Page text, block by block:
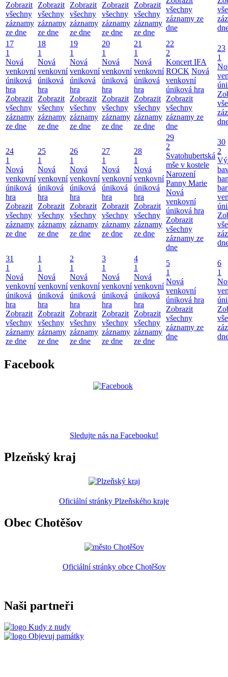
Zobrazit
všechny
záznamy
ze dne
Zobrazit
všechny
záznamy
ze dne
Zobrazit
všechny
záznamy
ze dne
Zobrazit
všechny
záznamy
ze dne
Zobrazit
všechny
záznamy
ze dne
všechny
záznamy ze
dne
17
1
Nová
venkovní
úniková
hra
Zobrazit
všechny
záznamy
ze dne
18
1
Nová
venkovní
úniková
hra
Zobrazit
všechny
záznamy
ze dne
19
1
Nová
venkovní
úniková
hra
Zobrazit
všechny
záznamy
ze dne
20
1
Nová
venkovní
úniková
hra
Zobrazit
všechny
záznamy
ze dne
21
1
Nová
venkovní
úniková
hra
Zobrazit
všechny
záznamy
ze dne
22
2
Koncert IFA
ROCK Nová
venkovní
úniková hra
Zobrazit
všechny
záznamy ze
dne
23
1
24
1
Nová
venkovní
úniková
hra
Zobrazit
všechny
záznamy
ze dne
25
1
Nová
venkovní
úniková
hra
Zobrazit
všechny
záznamy
ze dne
26
1
Nová
venkovní
úniková
hra
Zobrazit
všechny
záznamy
ze dne
27
1
Nová
venkovní
úniková
hra
Zobrazit
všechny
záznamy
ze dne
28
1
Nová
venkovní
úniková
hra
Zobrazit
všechny
záznamy
ze dne
29
2
Svatohubertská
mše v kostele
Narození
Panny Marie
Nová
venkovní
úniková hra
Zobrazit
všechny
záznamy ze
dne
30
2
31
1
Nová
venkovní
úniková
hra
Zobrazit
všechny
záznamy
ze dne
1
1
Nová
venkovní
úniková
hra
Zobrazit
všechny
záznamy
ze dne
2
1
Nová
venkovní
úniková
hra
Zobrazit
všechny
záznamy
ze dne
3
1
Nová
venkovní
úniková
hra
Zobrazit
všechny
záznamy
ze dne
4
1
Nová
venkovní
úniková
hra
Zobrazit
všechny
záznamy
ze dne
5
1
Nová
venkovní
úniková hra
Zobrazit
všechny
záznamy ze
dne
6
1
Facebook
Sledujte nás na Facebooku!
Plzeňský kraj
Oficiální stránky Plzeňského kraje
Obec Chotěšov
Oficiální stránky obce Chotěšov
Naši partneři
Kudy z nudy
Objevuj památky